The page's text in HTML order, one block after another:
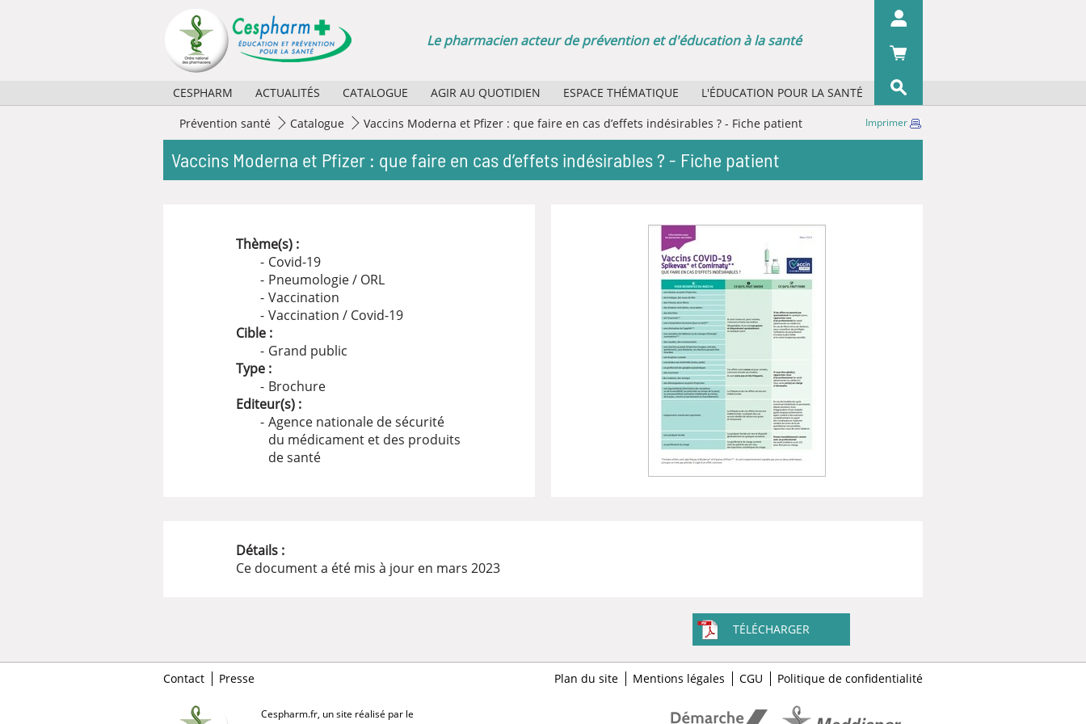
Le pharmacien acteur de prévention et d'éducation à la santé
CESPHARM
Missions
Activités
ACTUALITÉS
2026
2025
Archives
CATALOGUE
AGIR AU QUOTIDIEN
Sélection d'affiches papier
Agenda des manifestations
ESPACE THÉMATIQUE
L'ÉDUCATION POUR LA SANTÉ
Quels concepts ?
Quels organismes ?
Prévention santé Catalogue Vaccins Moderna et Pfizer : que faire en cas d’effets indésirables ? - Fiche patient Imprimer
Vaccins Moderna et Pfizer : que faire en cas d’effets indésirables ? - Fiche patient
Thème(s) :
Covid-19
Pneumologie / ORL
Vaccination
Vaccination / Covid-19
Cible :
Grand public
Type :
Brochure
Editeur(s) :
Agence nationale de sécurité
du médicament et des produits
de santé
Détails :
Ce document a été mis à jour en mars 2023
TÉLÉCHARGER
Contact Presse Plan du site Mentions légales CGU Politique de confidentialité
Cespharm.fr, un site réalisé par le